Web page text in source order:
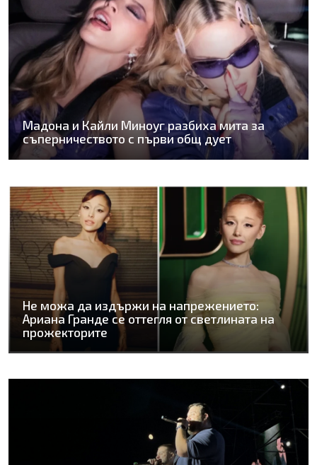
Мадона и Кайли Миноуг разбиха мита за
съперничеството с първи общ дует
Не можа да издържи на напрежението:
Ариана Гранде се оттегля от светлината на
прожекторите